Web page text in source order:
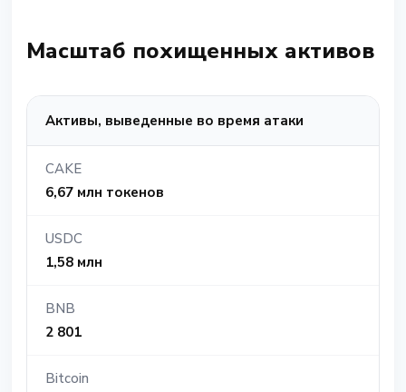
Масштаб похищенных активов
Активы, выведенные во время атаки
CAKE
6,67 млн токенов
USDC
1,58 млн
BNB
2 801
Bitcoin